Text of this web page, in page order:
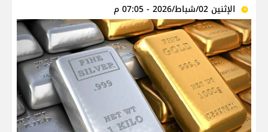
الإثنين 02/شباط/2026 - 07:05 م